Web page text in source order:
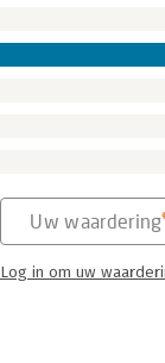
Uw waardering
Log in om uw